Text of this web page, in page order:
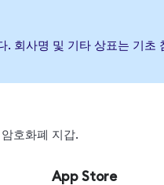
회사명 및 기타 상표는 기초
호화폐 지갑.
App Store